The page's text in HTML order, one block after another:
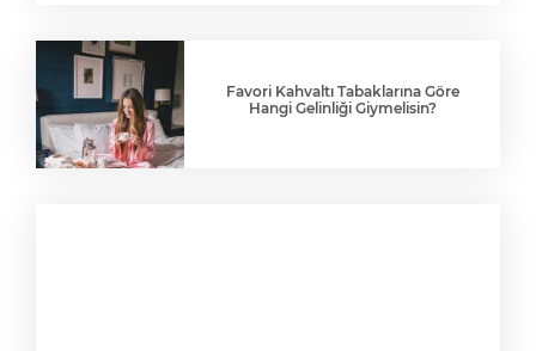
Favori Kahvaltı Tabaklarına Göre
Hangi Gelinliği Giymelisin?